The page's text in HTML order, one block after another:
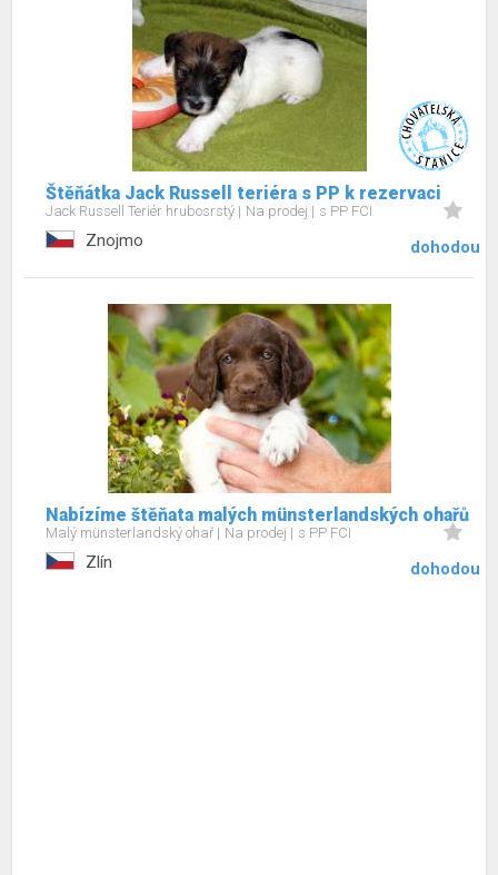
Štěňátka Jack Russell teriéra s PP k rezervaci
Jack Russell Teriér hrubosrstý Na prodej s PP FCI
Znojmo dohodou
Nabízíme štěňata malých münsterlandských ohařů
Malý münsterlandský ohař Na prodej s PP FCI
Zlín dohodou